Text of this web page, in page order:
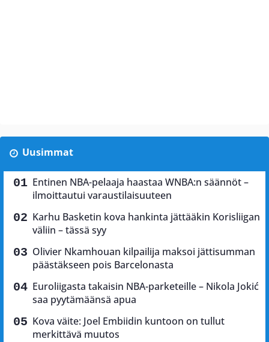
Uusimmat
Entinen NBA-pelaaja haastaa WNBA:n säännöt –
ilmoittautui varaustilaisuuteen
Karhu Basketin kova hankinta jättääkin Korisliigan
väliin – tässä syy
Olivier Nkamhouan kilpailija maksoi jättisumman
päästäkseen pois Barcelonasta
Euroliigasta takaisin NBA-parketeille – Nikola Jokić
saa pyytämäänsä apua
Kova väite: Joel Embiidin kuntoon on tullut
merkittävä muutos